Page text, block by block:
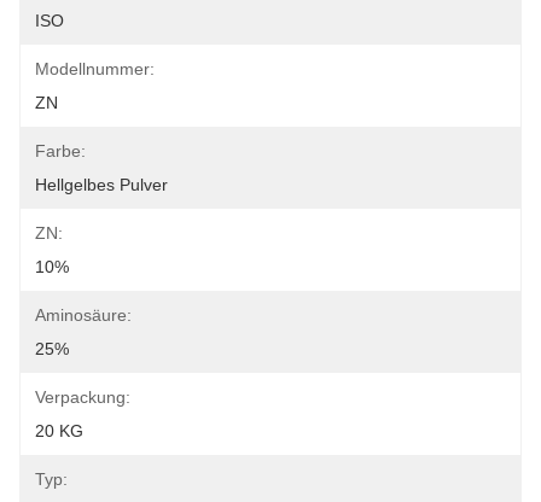
ISO
Modellnummer:
ZN
Farbe:
Hellgelbes Pulver
ZN:
10%
Aminosäure:
25%
Verpackung:
20 KG
Typ: